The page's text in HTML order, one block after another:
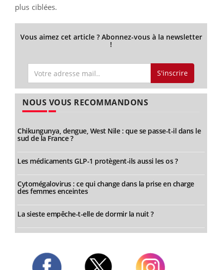
plus ciblées.
Vous aimez cet article ? Abonnez-vous à la newsletter
!
S'inscrire
NOUS VOUS RECOMMANDONS
Chikungunya, dengue, West Nile : que se passe-t-il dans le
sud de la France ?
Les médicaments GLP-1 protègent-ils aussi les os ?
Cytomégalovirus : ce qui change dans la prise en charge
des femmes enceintes
La sieste empêche-t-elle de dormir la nuit ?